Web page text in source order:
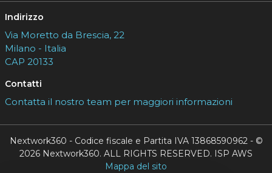
Indirizzo
Via Moretto da Brescia, 22
Milano - Italia
CAP 20133
Contatti
Contatta il nostro team per maggiori informazioni
Nextwork360 - Codice fiscale e Partita IVA 13868590962 - ©
2026 Nextwork360. ALL RIGHTS RESERVED. ISP AWS
Mappa del sito